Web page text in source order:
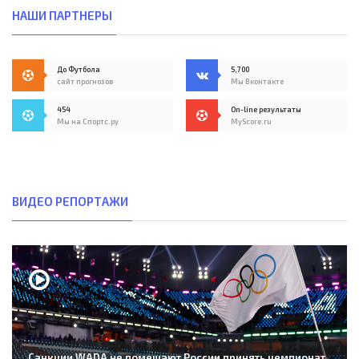
НАШИ ПАРТНЕРЫ
До Футбола
сайт прогнозов
5,700
Мы Вконтакте
454
Мы на Спортс.ру
On-line результаты
MyScore.ru
ВИДЕО РЕПОРТАЖИ